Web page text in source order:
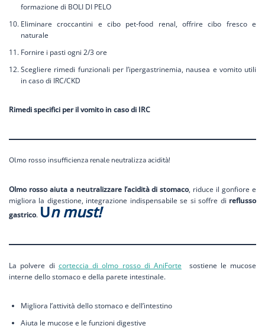
formazione di BOLI DI PELO
Eliminare croccantini e cibo pet-food renal, offrire cibo fresco e
naturale
Fornire i pasti ogni 2/3 ore
Scegliere rimedi funzionali per l’ipergastrinemia, nausea e vomito utili
in caso di IRC/CKD
Rimedi specifici per il vomito in caso di IRC
Olmo rosso insufficienza renale neutralizza acidità!
Olmo rosso aiuta a neutralizzare l’acidità di stomaco, riduce il gonfiore e
migliora la digestione, integrazione indispensabile se si soffre di reflusso
gastrico. Un must!
La polvere di corteccia di olmo rosso di AniForte sostiene le mucose
interne dello stomaco e della parete intestinale.
Migliora l’attività dello stomaco e dell’intestino
Aiuta le mucose e le funzioni digestive